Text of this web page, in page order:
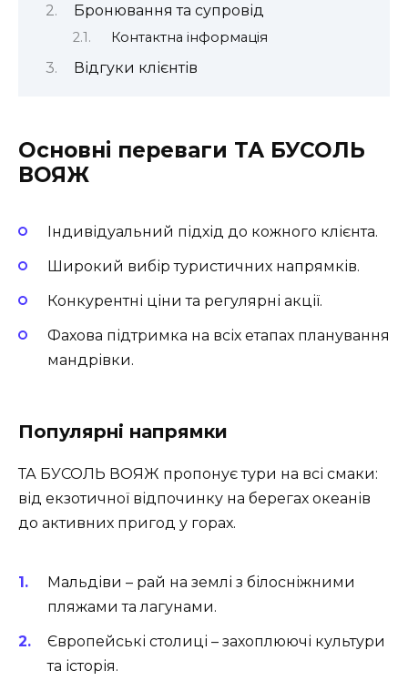
Бронювання та супровід
Контактна інформація
Відгуки клієнтів
Основні переваги ТА БУСОЛЬ
ВОЯЖ
Індивідуальний підхід до кожного клієнта.
Широкий вибір туристичних напрямків.
Конкурентні ціни та регулярні акції.
Фахова підтримка на всіх етапах планування
мандрівки.
Популярні напрямки
ТА БУСОЛЬ ВОЯЖ пропонує тури на всі смаки:
від екзотичної відпочинку на берегах океанів
до активних пригод у горах.
Мальдіви – рай на землі з білосніжними
пляжами та лагунами.
Європейські столиці – захоплюючі культури
та історія.